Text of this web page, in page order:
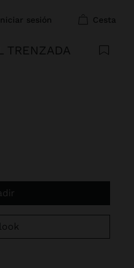
iniciar sesión cesta
TRENZADA
look